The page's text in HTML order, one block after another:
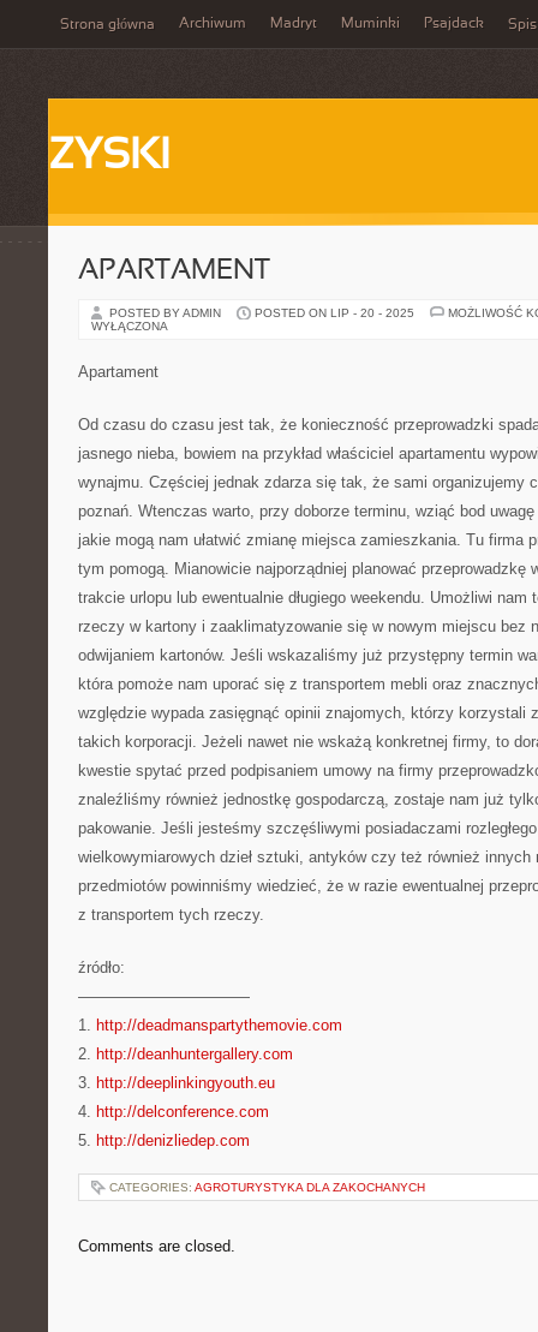
Strona główna Archiwum Madryt Muminki Psajdack Spis
ZYSKI
APARTAMENT
POSTED BY ADMIN POSTED ON LIP - 20 - 2025
MOŻLIWOŚĆ
WYŁĄCZONA
Apartament
Od czasu do czasu jest tak, że konieczność przeprowadzki
jasnego nieba, bowiem na przykład właściciel apartamentu
wynajmu. Częściej jednak zdarza się tak, że sami organizujemy
poznań. Wtenczas warto, przy doborze terminu, wziąć bod
jakie mogą nam ułatwić zmianę miejsca zamieszkania. Tu firma
tym pomogą. Mianowicie najporządniej planować przeprowadzkę
trakcie urlopu lub ewentualnie długiego weekendu. Umożliwi nam
rzeczy w kartony i zaaklimatyzowanie się w nowym miejscu bez
odwijaniem kartonów. Jeśli wskazaliśmy już przystępny termin
która pomoże nam uporać się z transportem mebli oraz
względzie wypada zasięgnąć opinii znajomych, którzy korzystali
takich korporacji. Jeżeli nawet nie wskażą konkretnej firmy, to
kwestie spytać przed podpisaniem umowy na firmy
znaleźliśmy również jednostkę gospodarczą, zostaje nam już
pakowanie. Jeśli jesteśmy szczęśliwymi posiadaczami
wielkowymiarowych dzieł sztuki, antyków czy też również innych
przedmiotów powinniśmy wiedzieć, że w razie ewentualnej
z transportem tych rzeczy.
źródło:
———————————
1. http://deadmanspartythemovie.com
2. http://deanhuntergallery.com
3. http://deeplinkingyouth.eu
4. http://delconference.com
5. http://denizliedep.com
CATEGORIES: AGROTURYSTYKA DLA ZAKOCHANYCH
Comments are closed.